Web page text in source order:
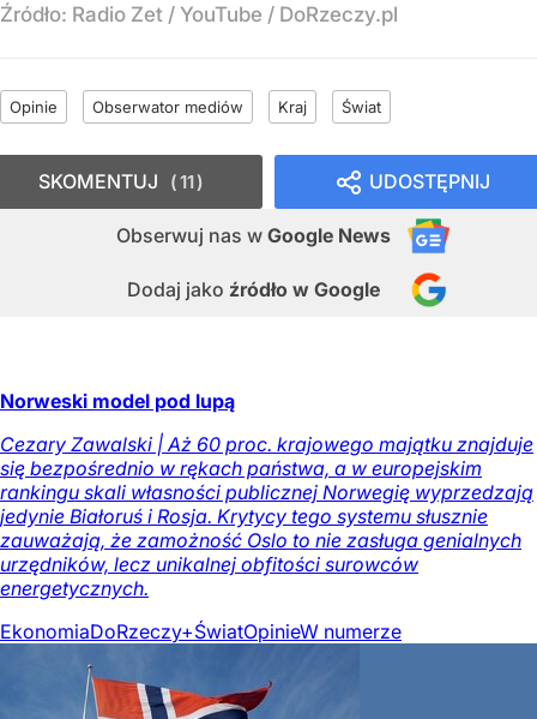
Źródło: Radio Zet / YouTube / DoRzeczy.pl
Opinie Obserwator mediów Kraj Świat
UDOSTĘPNIJ
Obserwuj nas w Google News
Dodaj jako źródło w Google
SKOMENTUJ 11
Norweski model pod lupą
Cezary Zawalski | Aż 60 proc. krajowego majątku znajduje
się bezpośrednio w rękach państwa, a w europejskim
rankingu skali własności publicznej Norwegię wyprzedzają
jedynie Białoruś i Rosja. Krytycy tego systemu słusznie
zauważają, że zamożność Oslo to nie zasługa genialnych
urzędników, lecz unikalnej obfitości surowców
energetycznych.
EkonomiaDoRzeczy+ŚwiatOpinieW numerze